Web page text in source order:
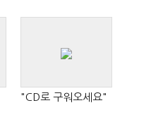
"CD로 구워오세요"